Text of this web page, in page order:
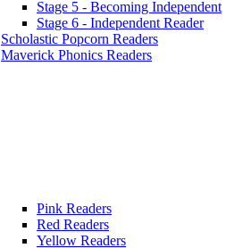
Stage 5 - Becoming Independent
Stage 6 - Independent Reader
Scholastic Popcorn Readers
Maverick Phonics Readers
Pink Readers
Red Readers
Yellow Readers